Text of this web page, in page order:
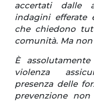
accertati dalle
indagini efferate
che chiedono
comunità. Ma
È
violenza
presenza delle
prevenzione